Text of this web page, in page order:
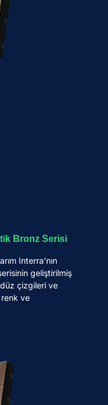
Bronz Serisi
Interra’nın
geliştirilmiş
çizgileri ve
renk ve